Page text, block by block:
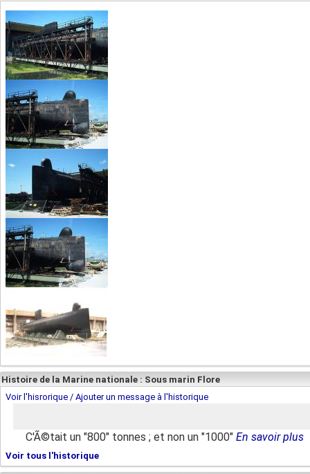
Histoire de la Marine nationale : Sous marin Flore
Voir l'hisrorique / Ajouter un message à l'historique
C'Ã©tait un "800" tonnes ; et non un "1000" En savoir plus
Voir tous l'historique